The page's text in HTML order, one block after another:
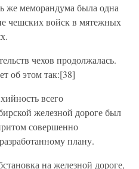
же меморандума была одна
чешских войск в мятежных
чехов продолжалась.
об этом так:[38]
всего
железной дороге был
совершенно
плану.
на железной дороге,